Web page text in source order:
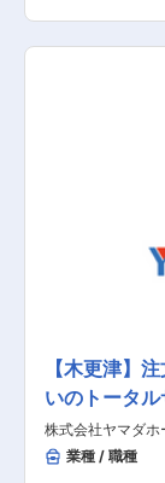
す。 【具体的な業務内容】 ■展示場へお越しい
の調査 ■契約関
最大手である「
産領域を担当す
ダホールディン
を活用した集客
働くことが可能
んどなく、展示
料請求されたお
【木更津】
いのトータル
株式会社ヤマダホ
業種 / 職種